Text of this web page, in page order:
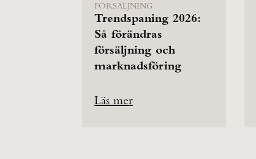
FÖRSÄLJNING
Trendspaning 2026:
Så förändras
försäljning och
marknadsföring
Läs mer